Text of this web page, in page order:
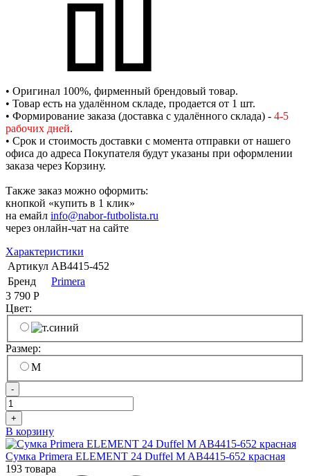
• Оригинал 100%, фирменный брендовый товар.
• Товар есть на удалённом складе, продается от 1 шт.
• Формирование заказа (доставка с удалённого склада) - 4-5
рабочих дней.
• Срок и стоимость доставки с момента отправки от нашего
офиса до адреса Покупателя будут указаны при оформлении
заказа через Корзину.
Также заказ можно оформить:
кнопкой «купить в 1 клик»
на емайл info@nabor-futbolista.ru
через онлайн-чат на сайте
Характеристики
Артикул AB4415-452
Бренд
Primera
3 790 Р
Цвет:
Размер:
M
-
+
В корзину
Сумка Primera ELEMENT 24 Duffel M AB4415-652 красная
193 товара